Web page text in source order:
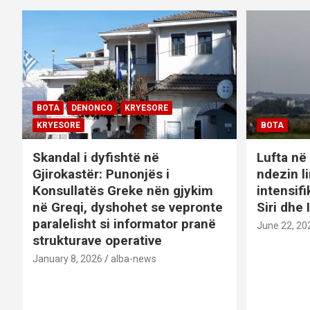
BOTA DENONCO
KRYESORE
KRYESORE
Skandal i dyfishtë në
Gjirokastër: Punonjës i
Konsullatës Greke nën gjykim
në Greqi, dyshohet se vepronte
paralelisht si informator pranë
strukturave operative
January 8, 2026 alba-news
BOTA
Lufta
ndezin
Siri dhe
June 22,